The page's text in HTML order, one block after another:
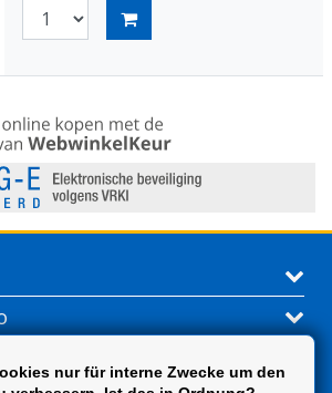
nur für interne Zwecke um den